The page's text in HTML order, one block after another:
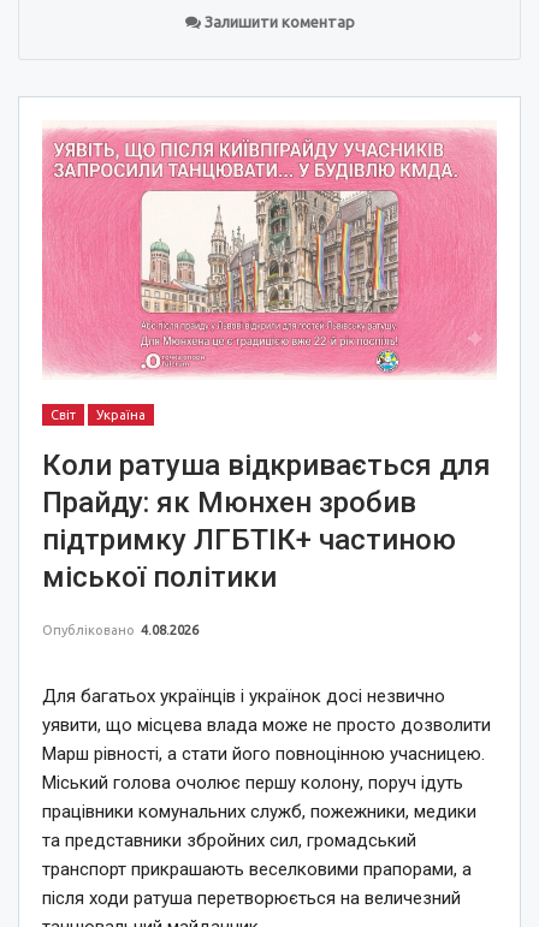
Залишити коментар
Світ Україна
Коли ратуша відкривається для
Прайду: як Мюнхен зробив
підтримку ЛГБТІК+ частиною
міської політики
Опубліковано 4.08.2026
Для багатьох українців і українок досі незвично
уявити, що місцева влада може не просто дозволити
Марш рівності, а стати його повноцінною учасницею.
Міський голова очолює першу колону, поруч ідуть
працівники комунальних служб, пожежники, медики
та представники збройних сил, громадський
транспорт прикрашають веселковими прапорами, а
після ходи ратуша перетворюється на величезний